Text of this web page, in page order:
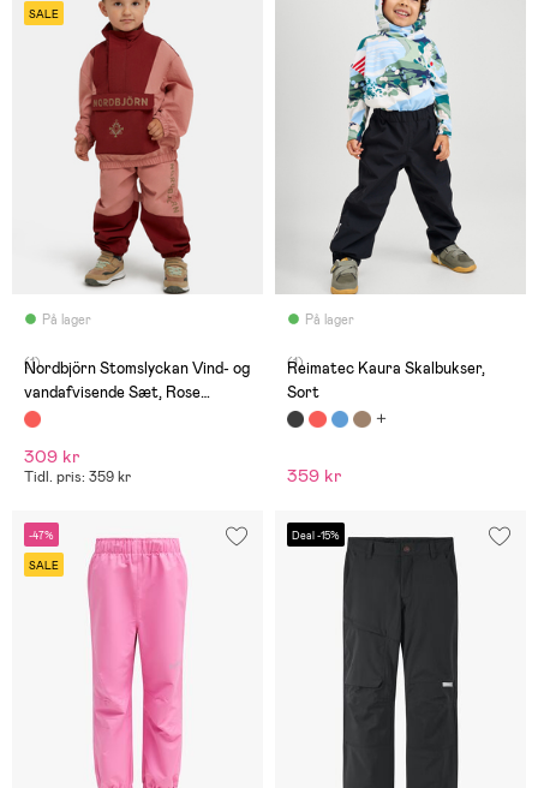
SALE
På lager
(1)
Nordbjörn Stomslyckan Vind- og
vandafvisende Sæt, Rose
Dawn/Madder Brown
309 kr
Tidl. pris: 359 kr
På lager
(1)
Reimatec Kaura Skalbukser,
Sort
359 kr
-47%
SALE
Deal -15%